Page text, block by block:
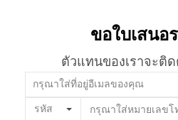
ขอใบเสนอ
ตัวแทนของเราจะติ
รหัส